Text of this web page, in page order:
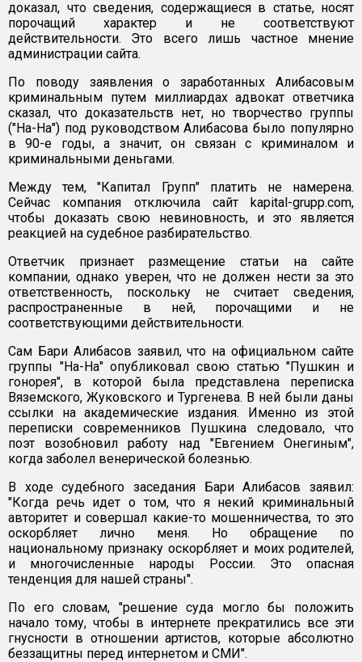
доказал, что сведения, содержащиеся в статье, носят
порочащий характер и не соответствуют
действительности. Это всего лишь частное мнение
администрации сайта.
По поводу заявления о заработанных Алибасовым
криминальным путем миллиардах адвокат ответчика
сказал, что доказательств нет, но творчество группы
("На-На") под руководством Алибасова было популярно
в 90-е годы, а значит, он связан с криминалом и
криминальными деньгами.
Между тем, "Капитал Групп" платить не намерена.
Сейчас компания отключила сайт kapital-grupp.com,
чтобы доказать свою невиновность, и это является
реакцией на судебное разбирательство.
Ответчик признает размещение статьи на сайте
компании, однако уверен, что не должен нести за это
ответственность, поскольку не считает сведения,
распространенные в ней, порочащими и не
соответствующими действительности.
Сам Бари Алибасов заявил, что на официальном сайте
группы "На-На" опубликовал свою статью "Пушкин и
гонорея", в которой была представлена переписка
Вяземского, Жуковского и Тургенева. В ней были даны
ссылки на академические издания. Именно из этой
переписки современников Пушкина следовало, что
поэт возобновил работу над "Евгением Онегиным",
когда заболел венерической болезнью.
В ходе судебного заседания Бари Алибасов заявил:
"Когда речь идет о том, что я некий криминальный
авторитет и совершал какие-то мошенничества, то это
оскорбляет лично меня. Но обращение по
национальному признаку оскорбляет и моих родителей,
и многочисленные народы России. Это опасная
тенденция для нашей страны".
По его словам, "решение суда могло бы положить
начало тому, чтобы в интернете прекратились все эти
гнусности в отношении артистов, которые абсолютно
беззащитны перед интернетом и СМИ".